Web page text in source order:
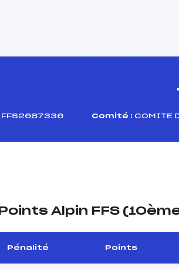
FFS2687336 Comité : COMITE
Points Alpin FFS
Pénalité Points